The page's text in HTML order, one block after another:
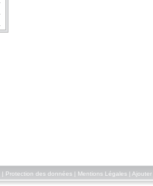
Protection des données| Mentions Légales| Ajouter